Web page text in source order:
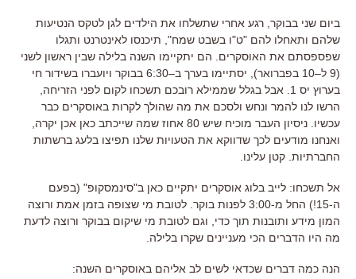
ביום שני בבוקר רגע אחרי שתשלחו את הילדים לגן לטקס הנטיעות
שלהם ותאחלו להם "ט"ו בשבט שמח", תיכנסו לאינטרנט ותגלו
שפספסתם את האוסקרים
הם יתקיימו השנה בלילה שבין ראשון לשני
(
9 ל–
10 בפברואר) יסתיימו בערך ב–
6:30 בבוקר ויועברו בשידור חי
בערוץ יס 1 אבל בגלל שממילא רובכם תשכחו לקום לפני הזריחה
הרשו לנו להמר ונחש ולסכם את מה שהולך לקרות באוסקרים כבר
עכשיו ניסיון העבר מוכיח שיש 80 אחוז שמה שייכתב כאן אכן יקרה
ואנחנו מודעים לכך שדווקא את הטעויות שלנו תפיצו בלעג ברשתות
החברתיות קטן עלינו
אל תשכחו: לייב בלוג אוסקרים יתקיים כאן ב"סינמסקופ" (בפעם
ה-15!) החל מ-3:00 לפנות בוקר. לטובת מי שצופה בזמן אמת ורוצה
המון מידע ותובנות תוך כדי, וגם לטובת מי שיקום בבוקר ורוצה לדעת
מה היו הדברים הכי מעניינים שקרו בלילה.
הנה כמה דברים שכדאי לשים לב אליהם באוסקרים השנה: